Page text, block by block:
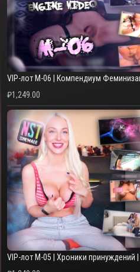
VIP-лот M-06 | Компендиум
₽1,249.00
VIP-лот M-05 | Хроники